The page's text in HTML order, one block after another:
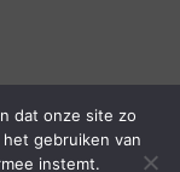
dat onze site zo
gebruiken van
instemt.